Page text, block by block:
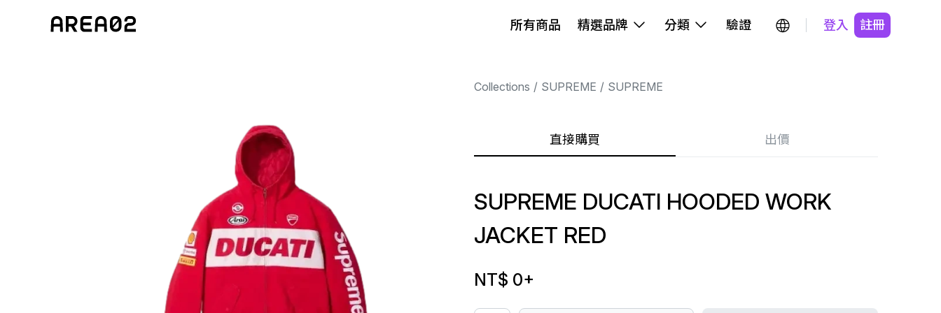
所有商品 精選品牌 分類 驗證 登入 註冊
Collections SUPREME SUPREME
直接購買 出價
SUPREME DUCATI HOODED WORK
JACKET RED
NT$ 0+